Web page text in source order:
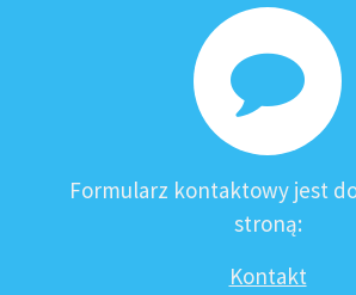
Formularz kontaktowy jest
stroną:
Kontakt